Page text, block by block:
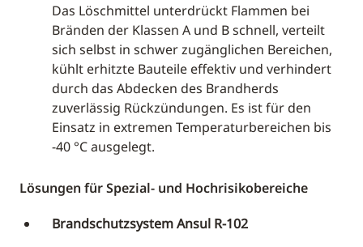
Das Löschmittel unterdrückt Flammen bei
Bränden der Klassen A und B schnell, verteilt
sich selbst in schwer zugänglichen Bereichen,
kühlt erhitzte Bauteile effektiv und verhindert
durch das Abdecken des Brandherds
zuverlässig Rückzündungen. Es ist für den
Einsatz in extremen Temperaturbereichen bis
-40 °C ausgelegt.
Lösungen für Spezial- und Hochrisikobereiche
Brandschutzsystem Ansul R-102